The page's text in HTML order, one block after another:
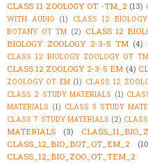
CLASS 11 ZOOLOGY OT -TM_2 (13)
WITH AUDIO (1) CLASS 12
BOTANY OT TM (2) CLASS 12
BIOLOGY ZOOLOGY 2-3-5 TM (4)
CLASS 12 BIOLOGY ZOOLOGY OT TM
CLASS 12 ZOOLOGY 2-3-5 EM (4)
ZOOLOGY OT EM (1) CLASS 12
CLASS 2 STUDY MATERIALS (1)
MATERIALS (1) CLASS 5 STUDY
CLASS 7 STUDY MATERIALS (2)
MATERIALS
(3)
CLASS_12_BIO_BOT_OT_EM_2
CLASS_12_BIO_ZOO_OT_TEM_2